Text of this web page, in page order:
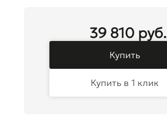
39 810 руб.
Купить
Купить в 1 клик